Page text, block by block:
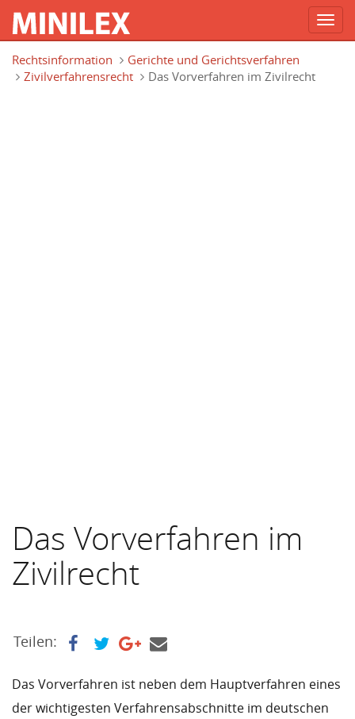
Rechtsinformation
Gerichte und Gerichtsverfahren
Zivilverfahrensrecht
Das Vorverfahren im Zivilrecht
Das Vorverfahren im
Zivilrecht
Teilen:
Das Vorverfahren ist neben dem Hauptverfahren eines
der wichtigesten Verfahrensabschnitte im deutschen